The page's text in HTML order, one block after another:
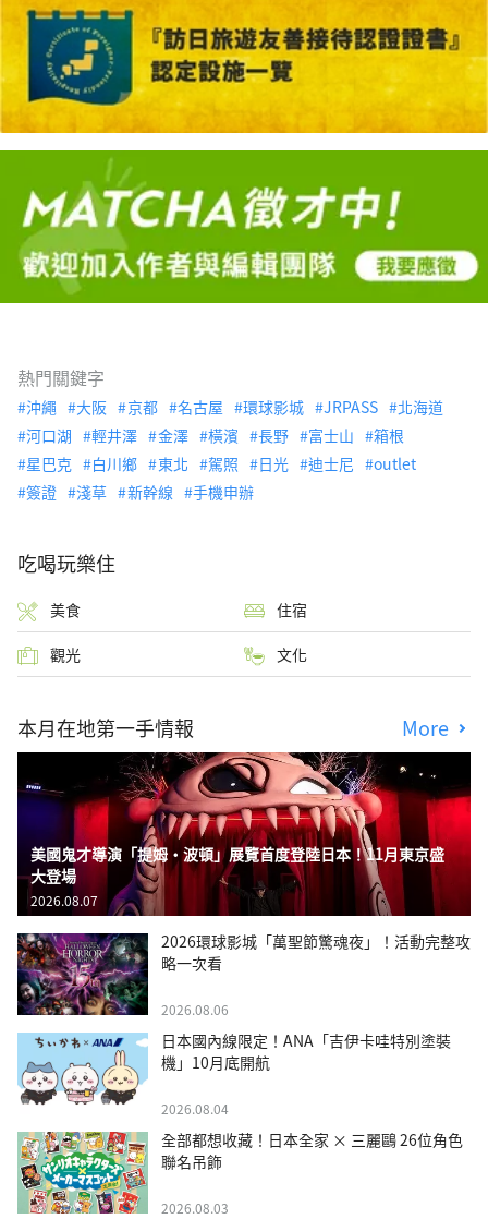
熱門關鍵字
沖繩 大阪 京都 名古屋 環球影城 JRPASS
北海道
河口湖
輕井澤 金澤 橫濱 長野 富士山
箱根
星巴克
白川鄉 東北 駕照 日光 迪士尼
outlet
簽證
淺草 新幹線 手機申辦
吃喝玩樂住
美食 住宿
觀光 文化
本月在地第一手情報 More
美國鬼才導演「提姆・波頓」展覽首度登陸日本！11月東京盛
大登場
2026.08.07
2026環球影城「萬聖節驚魂夜」！活動完整攻
略一次看
2026.08.06
日本國內線限定！ANA「吉伊卡哇特別塗裝
機」10月底開航
2026.08.04
全部都想收藏！日本全家 × 三麗鷗 26位角色
聯名吊飾
2026.08.03